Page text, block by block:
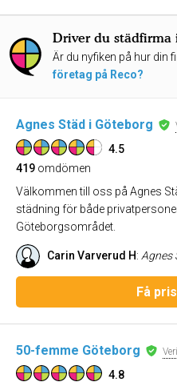
Driver du städfirma
Är du nyfiken på hur din
företag på Reco?
Agnes Städ i Göteborg
4.5
419 omdömen
Välkommen till oss på Agnes
städning för både
Göteborgsområdet.
Carin Varverud H: Agnes Stad har alltid varit
Få
50-femme Göteborg
4.8